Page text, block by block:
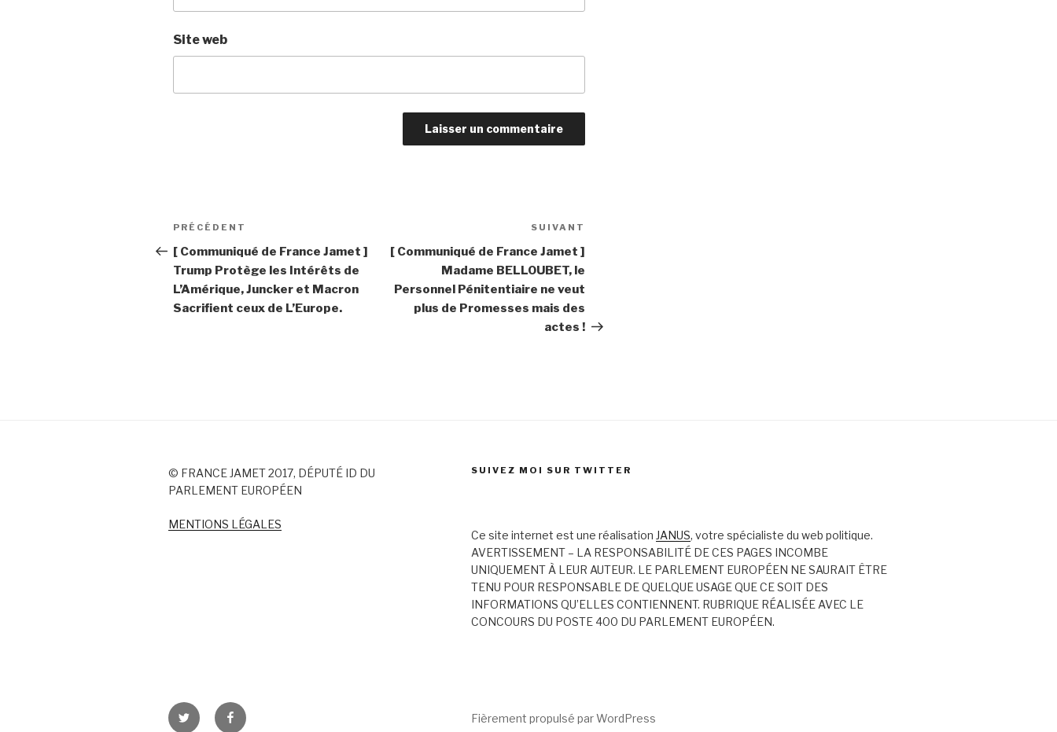
Site web
Navigation
de
l’article
Article
précédent
PRÉCÉDENT
[ Communiqué de France Jamet ]
Trump Protège les Intérêts de
L’Amérique, Juncker et Macron
Sacrifient ceux de L’Europe.
SUIVANT
[ Communiqué de France Jamet ]
Madame BELLOUBET, le
Personnel Pénitentiaire ne veut
plus de Promesses mais des
actes !
© FRANCE JAMET 2017, DÉPUTÉ ID DU
PARLEMENT EUROPÉEN
MENTIONS LÉGALES
SUIVEZ MOI SUR TWITTER
Ce site internet est une réalisation JANUS, votre spécialiste du web politique.
AVERTISSEMENT – LA RESPONSABILITÉ DE CES PAGES INCOMBE
UNIQUEMENT À LEUR AUTEUR. LE PARLEMENT EUROPÉEN NE SAURAIT ÊTRE
TENU POUR RESPONSABLE DE QUELQUE USAGE QUE CE SOIT DES
INFORMATIONS QU’ELLES CONTIENNENT. RUBRIQUE RÉALISÉE AVEC LE
CONCOURS DU POSTE 400 DU PARLEMENT EUROPÉEN.
Twitter Facebook Fièrement propulsé par WordPress